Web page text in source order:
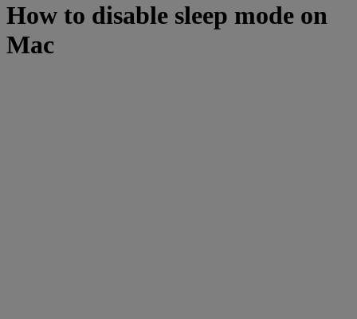
How to disable sleep mode on
Mac